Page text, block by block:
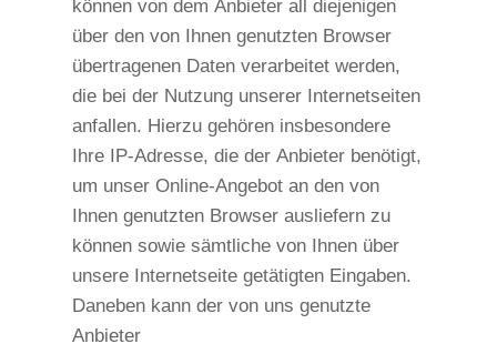
können von dem Anbieter all diejenigen
über den von Ihnen genutzten Browser
übertragenen Daten verarbeitet werden,
die bei der Nutzung unserer Internetseiten
anfallen. Hierzu gehören insbesondere
Ihre IP-Adresse, die der Anbieter benötigt,
um unser Online-Angebot an den von
Ihnen genutzten Browser ausliefern zu
können sowie sämtliche von Ihnen über
unsere Internetseite getätigten Eingaben.
Daneben kann der von uns genutzte
Anbieter